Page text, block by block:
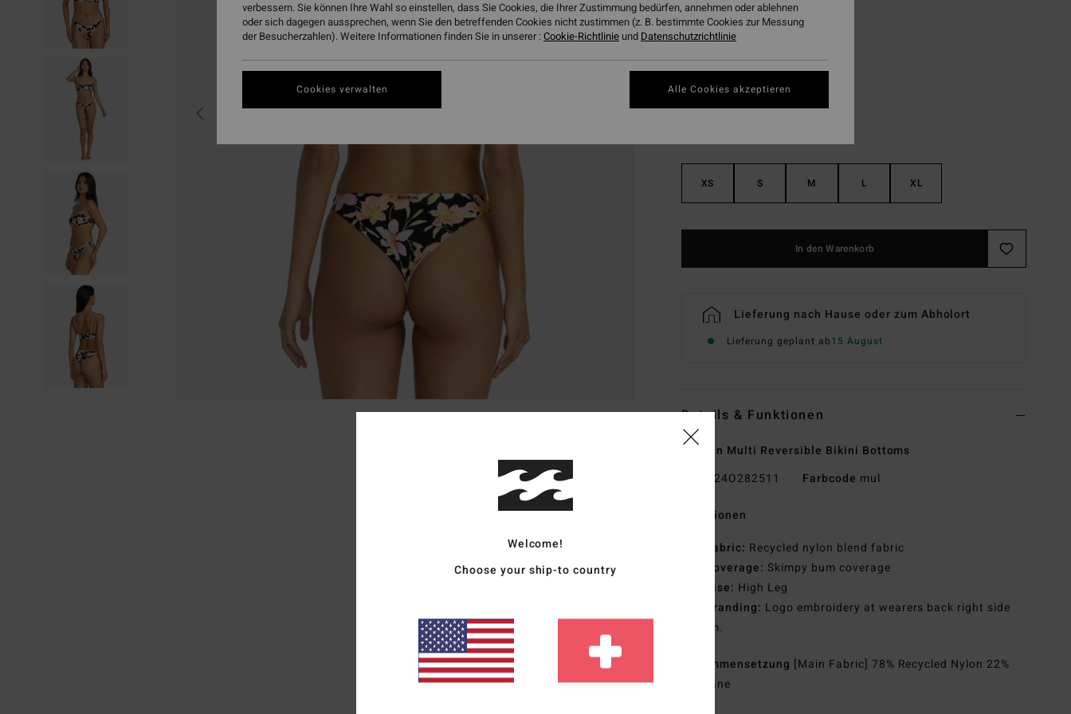
DOPPELTER RABATT EXTRA 25%
XS S M L XL
In den Warenkorb
Lieferung nach Hause oder zum Abholort
Lieferung geplant ab15 August
Details & Funktionen
Women Multi Reversible Bikini Bottoms
24O282511 Farbcode mul
Funktionen
Fabric: Recycled nylon blend fabric
Coverage: Skimpy bum coverage
Rise: High Leg
Branding: Logo embroidery at wearers back right side
seam.
Zusammensetzung [Main Fabric] 78% Recycled Nylon 22%
Elastane
Welcome!
Choose your ship-to country
verbessern. Sie können Ihre Wahl so einstellen, dass Sie Cookies, die Ihrer Zustimmung bedürfen, annehmen oder ablehnen
oder sich dagegen aussprechen, wenn Sie den betreffenden Cookies nicht zustimmen (z. B. bestimmte Cookies zur Messung
der Besucherzahlen). Weitere Informationen finden Sie in unserer :Cookie-Richtlinie und Datenschutzrichtlinie
Cookies verwalten Alle Cookies akzeptieren